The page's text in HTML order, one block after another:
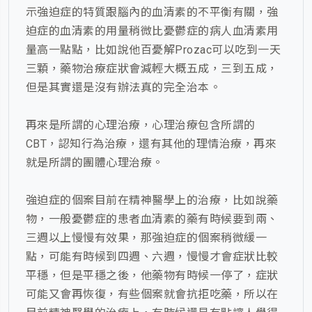
示強迫症的特質跟腦內的血清素的不平衡有關，強
迫症的血清素的用量稍微比憂鬱症的病人血清素用
量高一點點，比如說他百憂解Prozac可以吃到一天
三顆，藥物治療症狀會減輕大概五成，三到五成，
但是其實還是沒有辦法真的完全治本。
再來是所謂的心理治療，心理治療包含所謂的
CBT，認知行為治療，還有其他的理情治療，再來
就是所謂的團體心理治療。
強迫症的個案目前在精神醫學上的治療，比如說藥
物，一般憂鬱症的患者血清素的藥有時候要到兩、
三週以上慢慢有效果，那強迫症的個案稍微緩一
點，可能有時候到四週、六週，慢慢才會症狀比較
平穩，但是平穩之後，他藥物有時候一停了，症狀
可能又會再恢復，有些個案就會抗拒吃藥，所以在